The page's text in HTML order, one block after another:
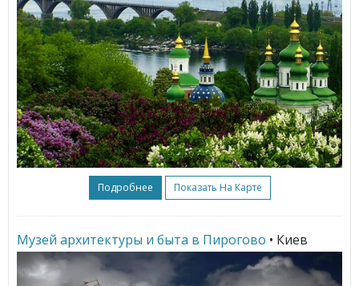
Подробнее Показать На Карте
Музей архитектуры и быта в Пирогово • Киев